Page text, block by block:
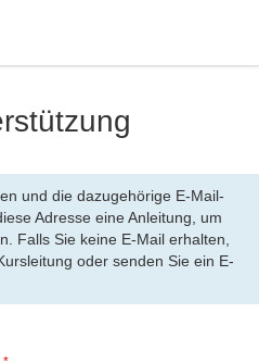
und die dazugehörige E-Mail-
Adresse eine Anleitung, um
Falls Sie keine E-Mail erhalten,
oder senden Sie ein E-